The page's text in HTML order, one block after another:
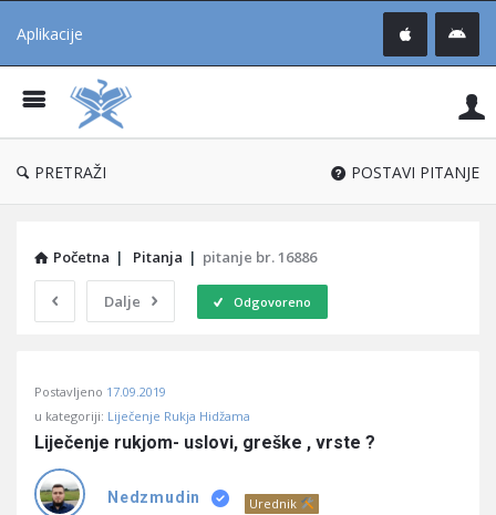
Aplikacije
®
PRETRAŽI POSTAVI PITANJE
Početna | Pitanja | pitanje br. 16886
Dalje Odgovoreno
Učene
Latest
Pitanja
Postavljeno 17.09.2019
u kategoriji: Liječenje Rukja Hidžama
Liječenje rukjom- uslovi, greške , vrste ?
Nedzmudin Urednik